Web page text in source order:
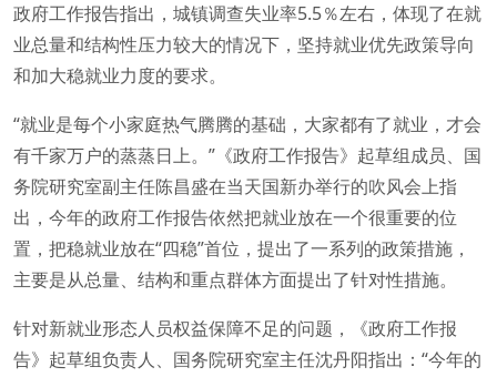
政府工作报告指出，城镇调查失业率5.5％左右，体现了在就
业总量和结构性压力较大的情况下，坚持就业优先政策导向
和加大稳就业力度的要求。
“就业是每个小家庭热气腾腾的基础，大家都有了就业，才会
有千家万户的蒸蒸日上。”《政府工作报告》起草组成员、国
务院研究室副主任陈昌盛在当天国新办举行的吹风会上指
出，今年的政府工作报告依然把就业放在一个很重要的位
置，把稳就业放在“四稳”首位，提出了一系列的政策措施，
主要是从总量、结构和重点群体方面提出了针对性措施。
针对新就业形态人员权益保障不足的问题，《政府工作报
告》起草组负责人、国务院研究室主任沈丹阳指出：“今年的